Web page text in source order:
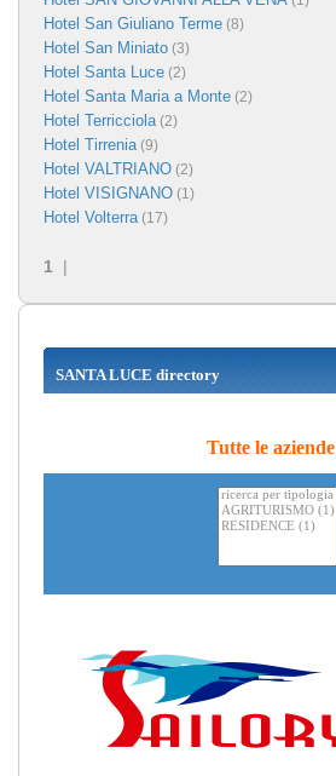
Hotel San Giuliano Terme (8)
Hotel San Miniato (3)
Hotel Santa Luce (2)
Hotel Santa Maria a Monte (2)
Hotel Terricciola(2)
Hotel Tirrenia(9)
Hotel VALTRIANO (2)
Hotel VISIGNANO (1)
Hotel Volterra(17)
1 |
SANTA LUCE directory
Tutte le aziende